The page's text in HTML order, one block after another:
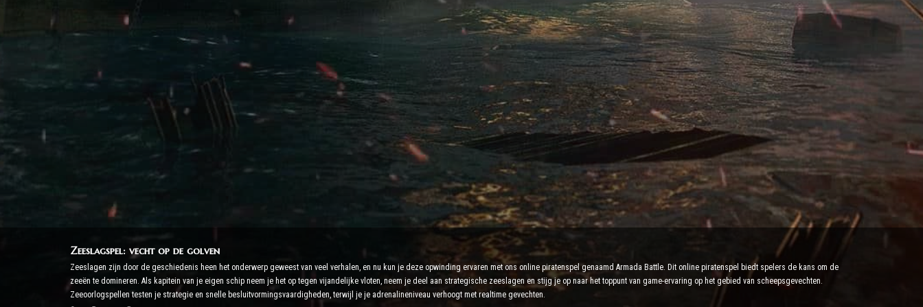
Zeeslagspel: vecht op de golven
Zeeslagen zijn door de geschiedenis heen het onderwerp geweest van veel verhalen, en nu kun je deze opwinding ervaren met ons online piratenspel genaamd Armada Battle. Dit online piratenspel biedt spelers de kans om de
zeeën te domineren. Als kapitein van je eigen schip neem je het op tegen vijandelijke vloten, neem je deel aan strategische zeeslagen en stijg je op naar het toppunt van game-ervaring op het gebied van scheepsgevechten.
Zeeoorlogspellen testen je strategie en snelle besluitvormingsvaardigheden, terwijl je je adrenalineniveau verhoogt met realtime gevechten.